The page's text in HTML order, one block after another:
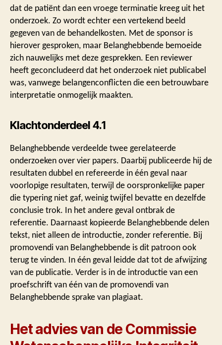
dat de patiënt dan een vroege terminatie kreeg uit het
onderzoek. Zo wordt echter een vertekend beeld
gegeven van de behandelkosten. Met de sponsor is
hierover gesproken, maar Belanghebbende bemoeide
zich nauwelijks met deze gesprekken. Een reviewer
heeft geconcludeerd dat het onderzoek niet publicabel
was, vanwege belangenconflicten die een betrouwbare
interpretatie onmogelijk maakten.
Klachtonderdeel 4.1
Belanghebbende verdeelde twee gerelateerde
onderzoeken over vier papers. Daarbij publiceerde hij de
resultaten dubbel en refereerde in één geval naar
voorlopige resultaten, terwijl de oorspronkelijke paper
die typering niet gaf, weinig twijfel bevatte en dezelfde
conclusie trok. In het andere geval ontbrak de
referentie. Daarnaast kopieerde Belanghebbende delen
tekst, niet alleen de introductie, zonder referentie. Bij
promovendi van Belanghebbende is dit patroon ook
terug te vinden. In één geval leidde dat tot de afwijzing
van de publicatie. Verder is in de introductie van een
proefschrift van één van de promovendi van
Belanghebbende sprake van plagiaat.
Het advies van de Commissie